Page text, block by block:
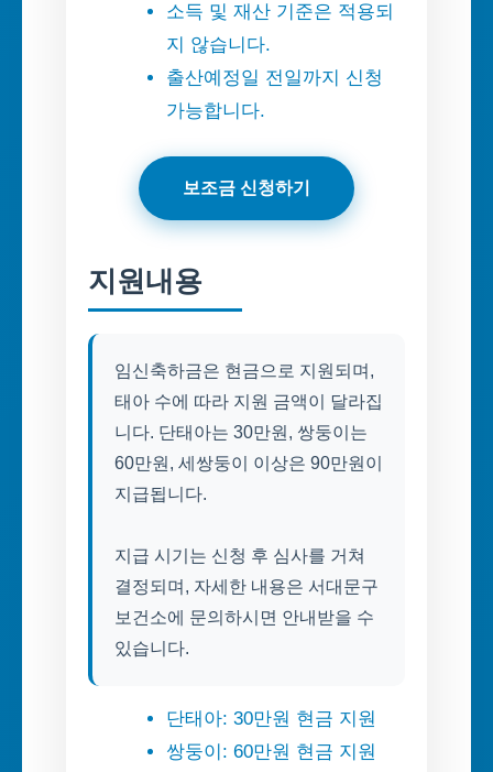
소득 및 재산 기준은 적용되
지 않습니다.
출산예정일 전일까지 신청
가능합니다.
보조금 신청하기
지원내용
임신축하금은 현금으로 지원되며,
태아 수에 따라 지원 금액이 달라집
니다. 단태아는 30만원, 쌍둥이는
60만원, 세쌍둥이 이상은 90만원이
지급됩니다.
지급 시기는 신청 후 심사를 거쳐
결정되며, 자세한 내용은 서대문구
보건소에 문의하시면 안내받을 수
있습니다.
단태아: 30만원 현금 지원
쌍둥이: 60만원 현금 지원